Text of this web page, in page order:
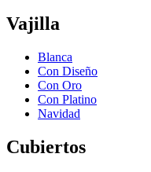
Vajilla
Blanca
Con Diseño
Con Oro
Con Platino
Navidad
Cubiertos